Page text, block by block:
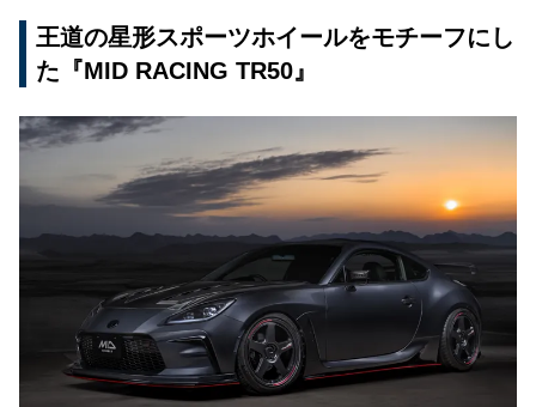
王道の星形スポーツホイールをモチーフにし
た『MID RACING TR50』